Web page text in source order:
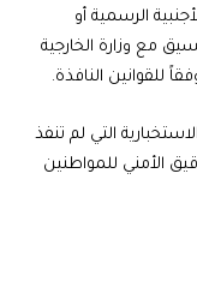
الرسمية أو
مع وزارة الخارجية
للقوانين النافذة.
التي لم تنفذ
الأمني للمواطنين